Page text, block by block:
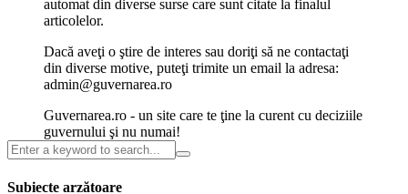
automat din diverse surse care sunt citate la finalul
articolelor.
Dacă aveţi o ştire de interes sau doriţi să ne contactaţi
din diverse motive, puteţi trimite un email la adresa:
admin@guvernarea.ro
Guvernarea.ro - un site care te ţine la curent cu deciziile
guvernului şi nu numai!
Subiecte arzătoare